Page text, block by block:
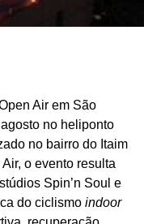
Air em São
no heliponto
no bairro do Itaim
o evento resulta
Spin’n Soul e
do ciclismo indoor